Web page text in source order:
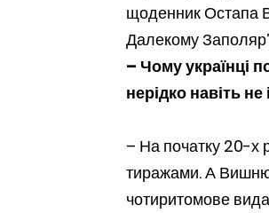
щоденник Остапа
Далекому
– Чому українці
нерідко навіть
– На початку 20-х
тиражами. А Вишню
чотиритомове